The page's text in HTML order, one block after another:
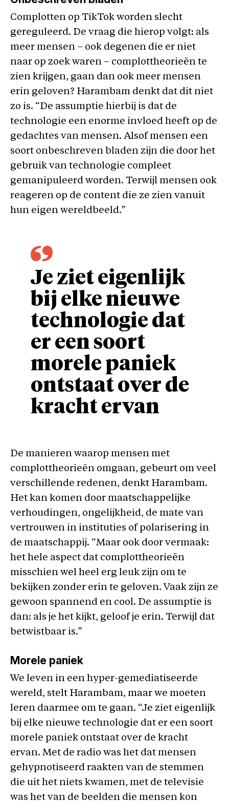
Complotten op TikTok worden slecht
gereguleerd. De vraag die hierop volgt: als
meer mensen – ook degenen die er niet
naar op zoek waren – complottheorieën te
zien krijgen, gaan dan ook meer mensen
erin geloven? Harambam denkt dat dit niet
zo is. “De assumptie hierbij is dat de
technologie een enorme invloed heeft op de
gedachtes van mensen. Alsof mensen een
soort onbeschreven bladen zijn die door het
gebruik van technologie compleet
gemanipuleerd worden. Terwijl mensen ook
reageren op de content die ze zien vanuit
hun eigen wereldbeeld.”
Je ziet eigenlijk
bij elke nieuwe
technologie dat
er een soort
morele paniek
ontstaat over de
kracht ervan
De manieren waarop mensen met
complottheorieën omgaan, gebeurt om veel
verschillende redenen, denkt Harambam.
Het kan komen door maatschappelijke
verhoudingen, ongelijkheid, de mate van
vertrouwen in instituties of polarisering in
de maatschappij. “Maar ook door vermaak:
het hele aspect dat complottheorieën
misschien wel heel erg leuk zijn om te
bekijken zonder erin te geloven. Vaak zijn ze
gewoon spannend en cool. De assumptie is
dan: als je het kijkt, geloof je erin. Terwijl dat
betwistbaar is.”
Morele paniek
We leven in een hyper-gemediatiseerde
wereld, stelt Harambam, maar we moeten
leren daarmee om te gaan. “Je ziet eigenlijk
bij elke nieuwe technologie dat er een soort
morele paniek ontstaat over de kracht
ervan. Met de radio was het dat mensen
gehypnotiseerd raakten van de stemmen
die uit het niets kwamen, met de televisie
was het van de beelden die mensen kon